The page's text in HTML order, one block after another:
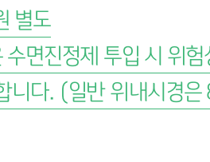
별도
면진정제 투입 시 위험
니다. (일반 위내시경